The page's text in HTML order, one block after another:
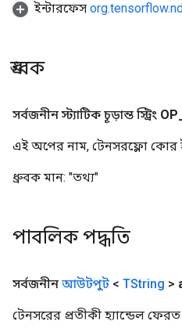
ইন্টারফেস
ধ্রুবক
সর্বজনীন স্ট্যাটিক চূড়ান্ত স্ট্রিং OP
এই অপের নাম, টেনসরফ্লো কোর
ধ্রুবক মান: "তথ্য"
পাবলিক পদ্ধতি
সর্বজনীন আউটপুট < TString >
টেনসরের প্রতীকী হ্যান্ডেল ফেরত